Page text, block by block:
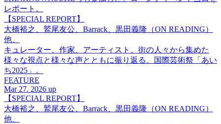
レポート。
【SPECIAL REPORT】
大橋裕之、鷲尾友公、Barrack、黒田義隆（ON READING）
他、
キュレーター、作家、アーティスト、街の人々から集めた
様々な視点と様々な声とともに振り返る、国際芸術祭「あい
ち2025」。
FEATURE
Mar 27. 2026 up
【SPECIAL REPORT】
大橋裕之、鷲尾友公、Barrack、黒田義隆（ON READING）
他、